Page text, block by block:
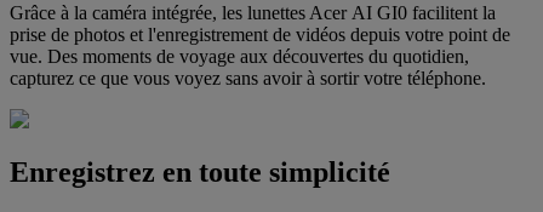
Grâce à la caméra intégrée, les lunettes Acer AI GI0 facilitent la
prise de photos et l'enregistrement de vidéos depuis votre point de
vue. Des moments de voyage aux découvertes du quotidien,
capturez ce que vous voyez sans avoir à sortir votre téléphone.
Enregistrez en toute simplicité